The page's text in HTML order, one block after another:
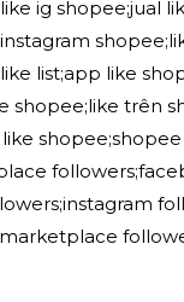
ig shopee;jual
list;app like
shopee;like trên